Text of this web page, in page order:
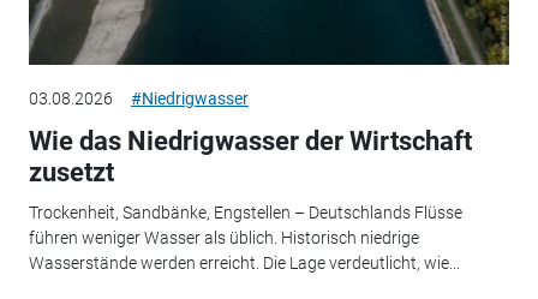
03.08.2026 #Niedrigwasser
Wie das Niedrigwasser der Wirtschaft
zusetzt
Trockenheit, Sandbänke, Engstellen – Deutschlands Flüsse
führen weniger Wasser als üblich. Historisch niedrige
Wasserstände werden erreicht. Die Lage verdeutlicht, wie...